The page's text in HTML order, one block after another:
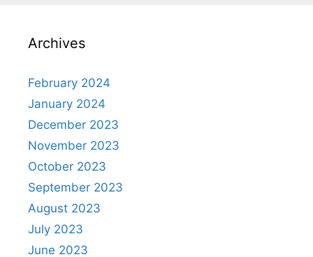
p
Archives
February 2024
January 2024
December 2023
November 2023
October 2023
September 2023
August 2023
July 2023
June 2023